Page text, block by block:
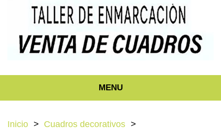
MENU
Inicio
Cuadros decorativos